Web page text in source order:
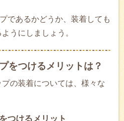
であるかどうか、装着しても
うにしましょう。
をつけるメリットは？
の装着については、様々な
つけるメリット